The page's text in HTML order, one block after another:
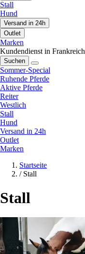
Stall
Hund
Versand in 24h
Outlet
Marken
Kundendienst in Frankreich
Suchen
Sommer-Special
Ruhende Pferde
Aktive Pferde
Reiter
Westlich
Stall
Hund
Versand in 24h
Outlet
Marken
Startseite
/ Stall
Stall